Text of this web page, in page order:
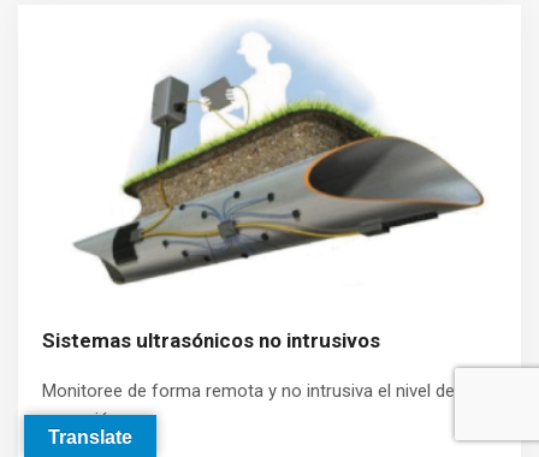
Sistemas ultrasónicos no intrusivos
Monitoree de forma remota y no intrusiva el nivel de
corrosión
Translate